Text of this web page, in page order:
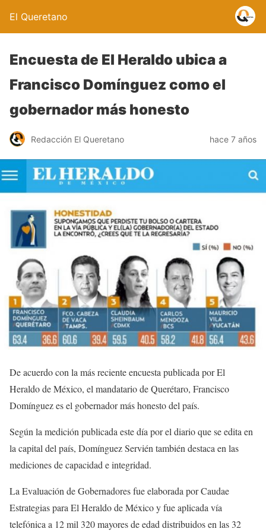
El Queretano
Encuesta de El Heraldo ubica a
Francisco Domínguez como el
gobernador más honesto
Redacción El Queretano hace 7 años
De acuerdo con la más reciente encuesta publicada por El
Heraldo de México, el mandatario de Querétaro, Francisco
Domínguez es el gobernador más honesto del país.
Según la medición publicada este día por el diario que se edita en
la capital del país, Domínguez Servién también destaca en las
mediciones de capacidad e integridad.
La Evaluación de Gobernadores fue elaborada por Caudae
Estrategias para El Heraldo de México y fue aplicada vía
telefónica a 12 mil 320 mayores de edad distribuidos en las 32